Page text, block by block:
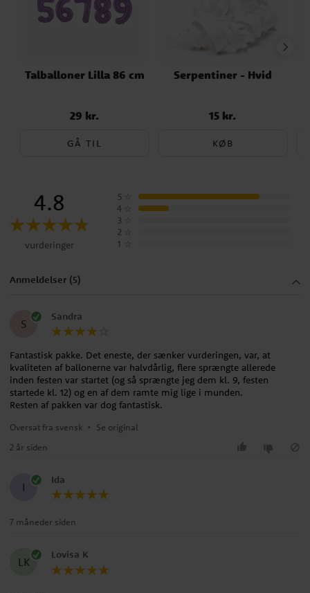
Talballoner Lilla 86 cm
Pris: 29 kr.
29 kr.
GÅ TIL
Serpentiner - Hvid
Pris: 15 kr.
15 kr.
KØB
4.8
vurderinger
5
4
3
2
1
Anmeldelser (5)
S
Sandra
Fantastisk pakke. Det eneste, der sænker vurderingen, var, at
kvaliteten af ballonerne var halvdårlig, flere sprængte allerede
inden festen var startet (og så sprængte jeg dem kl. 9, festen
startede kl. 12) og en af dem ramte mig lige i munden.
Resten af pakken var dog fantastisk.
Oversat fra svensk •
Se original
2 år siden
I
Ida
7 måneder siden
LK
Lovisa K